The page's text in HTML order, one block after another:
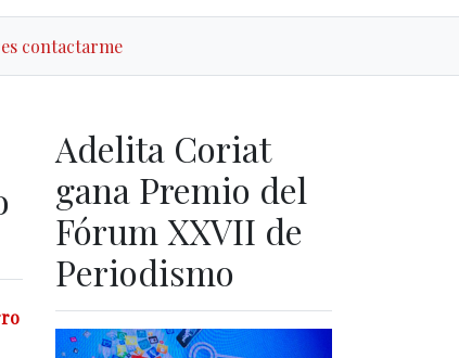
contactarme
Adelita Coriat
gana Premio del
Fórum XXVII de
Periodismo